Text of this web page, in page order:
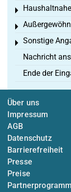
Toggle menu
Toggle menu
Sonstige
Toggle menu
Nachricht
Ende der
Über uns
Impressum
AGB
Datenschutz
Barrierefreiheit
Presse
Preise
Partnerprogramm